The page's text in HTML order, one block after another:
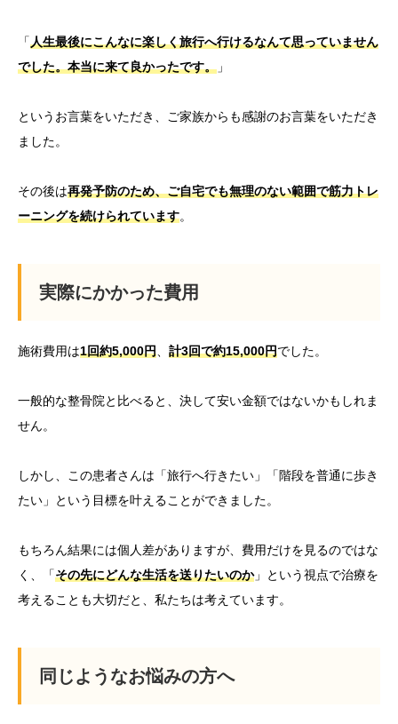
「人生最後にこんなに楽しく旅行へ行けるなんて思っていません
でした。本当に来て良かったです。 」
というお言葉をいただき、
ご家族からも感謝のお言葉をいただき
ました。
その後は再発予防のため、ご自宅でも無理のない範囲で筋力トレ
ーニングを続けられています。
実際にかかった費用
施術費用は1回約5,000円 計3回で約15,000円でした。
一般的な整骨院と比べると、 決して安い金額ではないかもしれま
せん。
しかし、この患者さんは「旅行へ行きたい」「階段を普通に歩き
たい」という目標を叶えることができました。
もちろん結果には個人差がありますが、 費用だけを見るのではな
く、「その先にどんな生活を送りたいのか」
という視点で治療を
考えることも大切だと、 私たちは考えています。
同じようなお悩みの方へ